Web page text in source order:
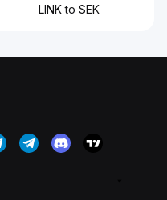
LINK to SEK